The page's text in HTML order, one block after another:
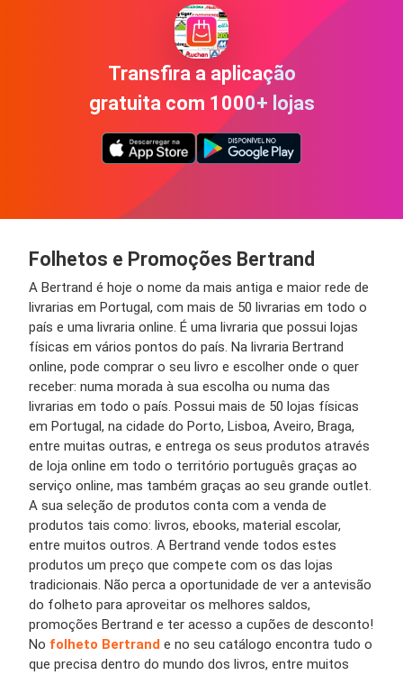
Transfira a aplicação
gratuita com 1000+ lojas
Folhetos e Promoções Bertrand
A Bertrand é hoje o nome da mais antiga e maior rede de
livrarias em Portugal, com mais de 50 livrarias em todo o
país e uma livraria online. É uma livraria que possui lojas
físicas em vários pontos do país. Na livraria Bertrand
online, pode comprar o seu livro e escolher onde o quer
receber: numa morada à sua escolha ou numa das
livrarias em todo o país. Possui mais de 50 lojas físicas
em Portugal, na cidade do Porto, Lisboa, Aveiro, Braga,
entre muitas outras, e entrega os seus produtos através
de loja online em todo o território português graças ao
serviço online, mas também graças ao seu grande outlet.
A sua seleção de produtos conta com a venda de
produtos tais como: livros, ebooks, material escolar,
entre muitos outros. A Bertrand vende todos estes
produtos um preço que compete com os das lojas
tradicionais. Não perca a oportunidade de ver a antevisão
do folheto para aproveitar os melhores saldos,
promoções Bertrand e ter acesso a cupões de desconto!
No folheto Bertrand e no seu catálogo encontra tudo o
que precisa dentro do mundo dos livros, entre muitos